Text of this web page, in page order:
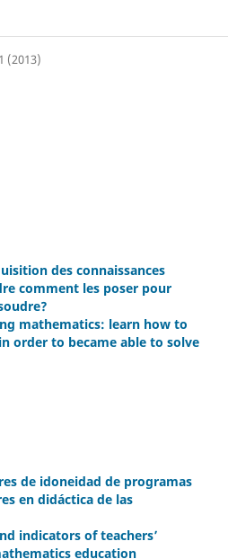
(2013)
des connaissances
comment les poser pour
mathematics: learn how to
order to became able to solve
de idoneidad de programas
en didáctica de las
indicators of teachers’
education